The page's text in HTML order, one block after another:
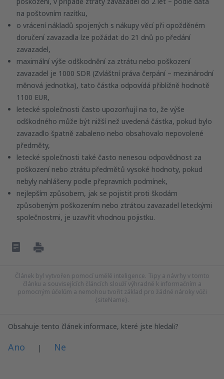
na poštovním razítku,
o vrácení nákladů spojených s nákupy věcí při opožděném
doručení zavazadla lze požádat do 21 dnů po předání
zavazadel,
maximální výše odškodnění za ztrátu nebo poškození
zavazadel je 1000 SDR (Zvláštní práva čerpání – mezinárodní
měnová jednotka), tato částka odpovídá přibližně hodnotě
1100 EUR,
letecké společnosti často upozorňují na to, že výše
odškodného může být nižší než uvedená částka, pokud bylo
zavazadlo špatně zabaleno nebo obsahovalo nepovolené
předměty,
letecké společnosti také často nenesou odpovědnost za
poškození nebo ztrátu předmětů vysoké hodnoty, pokud
nebyly nahlášeny podle přepravních podmínek,
nejlepším způsobem, jak se pojistit proti škodám
způsobeným poškozením nebo ztrátou zavazadel leteckými
společnostmi, je uzavřít vhodnou pojistku.
Článek byl vytvořen pomocí umělé inteligence. Tipy a návrhy v tomto
článku a souvisejících článcích slouží výhradně k informačním a
pomocným účelům a nemohou tvořit základ pro žádné nároky vůči
{siteName}.
Obsahuje tento článek informace, které jste hledali?
Ano | Ne